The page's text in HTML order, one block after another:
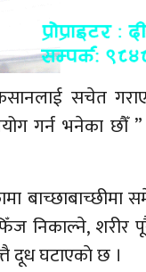
सचेत
गर्न भनेका छौँ
बाच्छाबाच्छीमा
निकाल्ने, शरीर
दूध घटाएकाे छ ।